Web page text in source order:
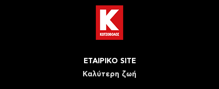
ΕΤΑΙΡΙΚΟ SITE
Καλύτερη ζωή